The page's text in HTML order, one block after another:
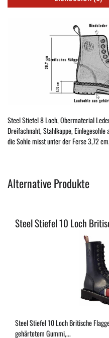
Steel Stiefel 8 Loch, Obermaterial
Dreifachnaht, Stahlkappe, Einlegesohle
die Sohle misst unter der Ferse 3,72
Alternative Produkte
Steel Stiefel 10 Loch
Steel Stiefel 10 Loch Britische
gehärtetem Gummi,...